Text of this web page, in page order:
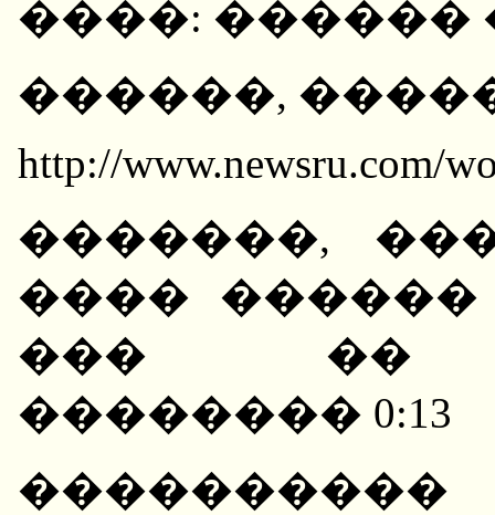
����: ������
������,
http://www.newsru.com/
�������,
����
��� ��
�������� 0:13